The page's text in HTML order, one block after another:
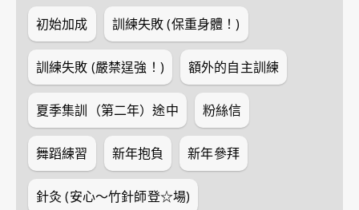
初始加成 訓練失敗 (保重身體！)
訓練失敗 (嚴禁逞強！) 額外的自主訓練
夏季集訓（第二年）途中 粉絲信
舞蹈練習 新年抱負 新年參拜
針灸 (安心～竹針師登☆場)